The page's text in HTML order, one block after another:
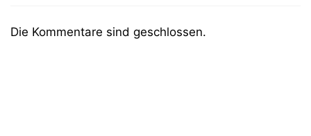
Die Kommentare sind geschlossen.